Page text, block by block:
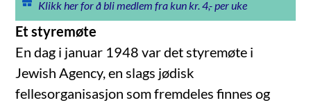
Klikk her for å bli medlem fra kun kr. 4,- per uke
Et styremøte
En dag i januar 1948 var det styremøte i
Jewish Agency, en slags jødisk
fellesorganisasjon som fremdeles finnes og